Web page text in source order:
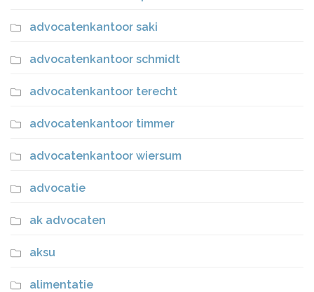
advocatenkantoor saki
advocatenkantoor schmidt
advocatenkantoor terecht
advocatenkantoor timmer
advocatenkantoor wiersum
advocatie
ak advocaten
aksu
alimentatie